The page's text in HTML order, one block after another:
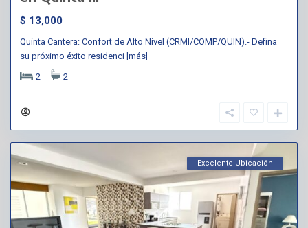
$ 13,000
Quinta Cantera: Confort de Alto Nivel (CRMI/COMP/QUIN).- Defina
su próximo éxito residenci [más]
2
2
Excelente Ubicación